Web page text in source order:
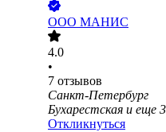
ООО МАНИС
4.0
•
7 отзывов
Санкт-Петербург
Бухарестская и еще 3
Откликнуться